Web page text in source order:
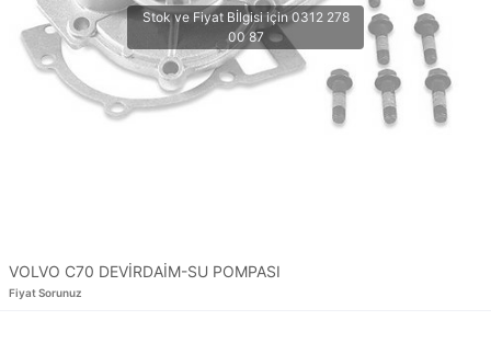
VOLVO C70 DEVİRDAİM-SU POMPASI
Fiyat Sorunuz